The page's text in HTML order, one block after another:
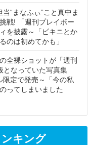
“まなふぃ”こと真中ま
戦! 「週刊プレイボー
を披露～「ビキニとか
のは初めてかも」
全裸ショットが「週刊
となっていた写真集
限定で発売～「今の私
ってしまいました
キング